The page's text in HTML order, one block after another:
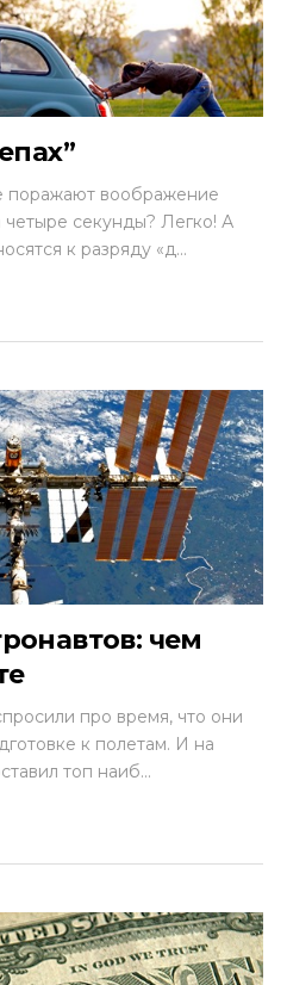
поражают воображение
секунды? Легко! А
к разряду «д...
чем
про время, что они
к полетам. И на
топ наиб...